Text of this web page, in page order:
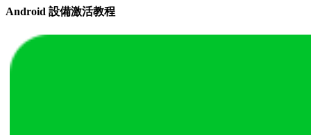
Android 設備激活教程